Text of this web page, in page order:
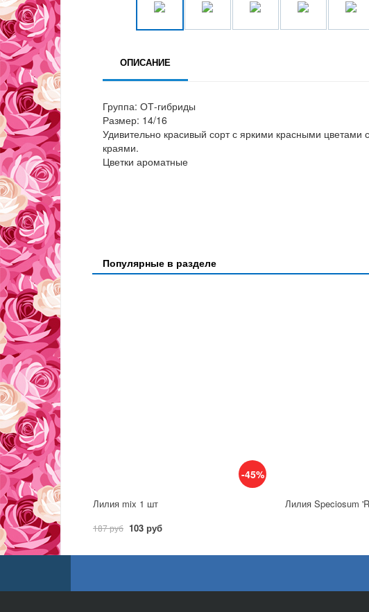
ОПИСАНИЕ
Группа: ОТ-гибриды
Размер: 14/16
Удивительно красивый сорт с яркими красными
краями.
Цветки ароматные
Популярные в разделе
-45%
Лилия mix 1 шт
187 руб 103 руб
Лилия Speciosum